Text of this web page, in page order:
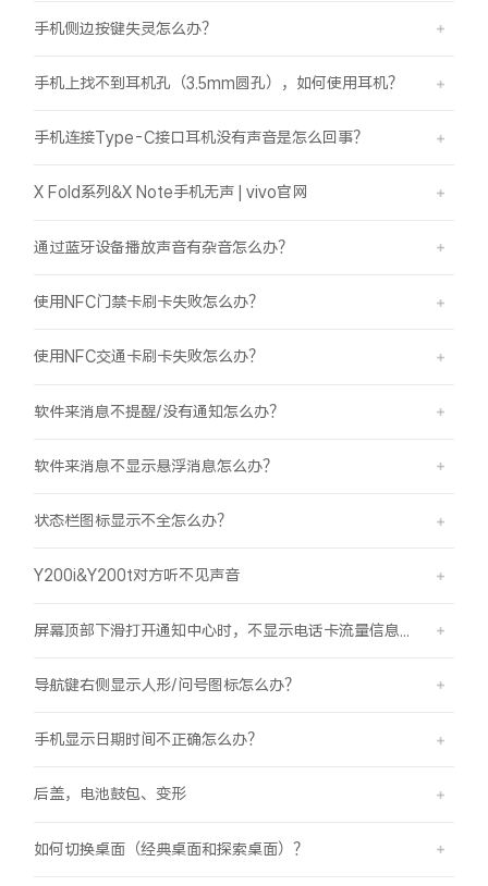
手机侧边按键失灵怎么办？
手机上找不到耳机孔（3.5mm圆孔），如何使用耳机？
手机连接Type-C接口耳机没有声音是怎么回事？
X Fold系列&X Note手机无声 | vivo官网
通过蓝牙设备播放声音有杂音怎么办？
使用NFC门禁卡刷卡失败怎么办？
使用NFC交通卡刷卡失败怎么办？
软件来消息不提醒/没有通知怎么办？
软件来消息不显示悬浮消息怎么办？
状态栏图标显示不全怎么办？
Y200i&Y200t对方听不见声音
导航键右侧显示人形/问号图标怎么办？
手机显示日期时间不正确怎么办？
后盖，电池鼓包、变形
如何切换桌面（经典桌面和探索桌面）？